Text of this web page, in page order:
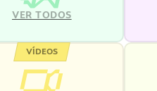
VER TODOS
VÍDEOS